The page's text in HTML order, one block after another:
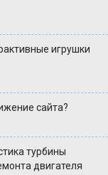
игрушки
сайта?
турбины
двигателя